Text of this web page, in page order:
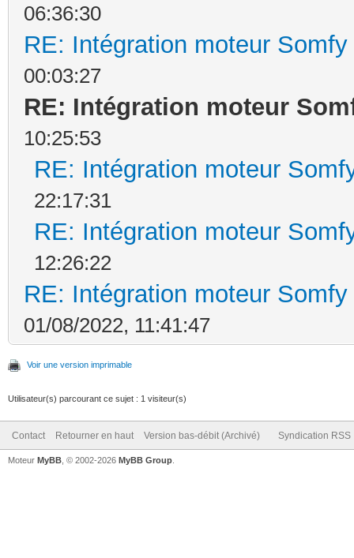
06:36:30
RE: Intégration moteur
00:03:27
RE: Intégration moteur
10:25:53
RE: Intégration moteur
22:17:31
RE: Intégration moteur
12:26:22
RE: Intégration moteur
01/08/2022, 11:41:47
Voir une version imprimable
Utilisateur(s) parcourant ce sujet : 1 visiteur(s)
Contact Retourner en haut Version bas-débit (Archivé) Syndication RSS
Moteur MyBB , © 2002-2026 MyBB Group